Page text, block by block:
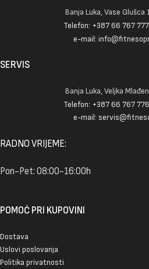
Banja Luka, Vase Glušca
Telefon: +387 66 767 777
e-mail:
SERVIS
Banja Luka, Veljka
Telefon: +387 66 767 776
e-mail:
RADNO VRIJEME:
Pon-Pet: 08:00-16:00h
POMOĆ PRI KUPOVINI
Dostava
Uslovi poslovanja
Politika privatnosti